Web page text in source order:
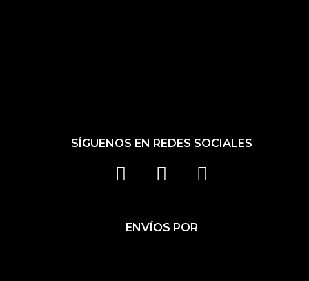
SÍGUENOS EN REDES SOCIALES
F
C
E
I
S
T
T
ENVÍOS POR